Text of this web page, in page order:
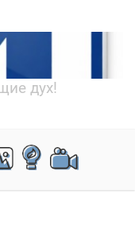
дух!